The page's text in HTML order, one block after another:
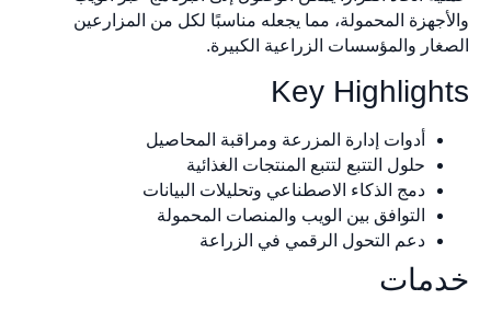
المحمولة، مما يجعله مناسبًا لكل من المزارعين
والمؤسسات الزراعية الكبيرة.
Key
أدوات إدارة المزرعة ومراقبة المحاصيل
حلول التتبع لتتبع المنتجات الغذائية
دمج الذكاء الاصطناعي وتحليلات البيانات
التوافق بين الويب والمنصات المحمولة
دعم التحول الرقمي في الزراعة